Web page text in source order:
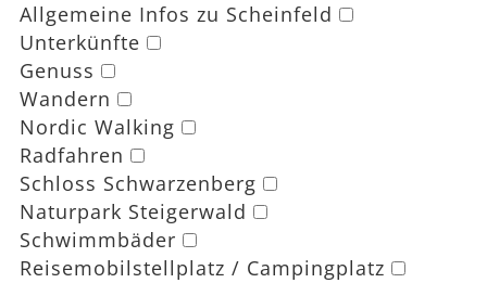
Allgemeine Infos zu Scheinfeld
Unterkünfte
Genuss
Wandern
Nordic Walking
Radfahren
Schloss Schwarzenberg
Naturpark Steigerwald
Schwimmbäder
Reisemobilstellplatz / Campingplatz